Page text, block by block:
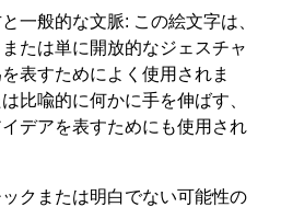
一般的な文脈: この絵文字は、
たは単に開放的なジェスチャ
表すためによく使用されま
比喩的に何かに手を伸ばす、
デアを表すためにも使用され
クまたは明白でない可能性の